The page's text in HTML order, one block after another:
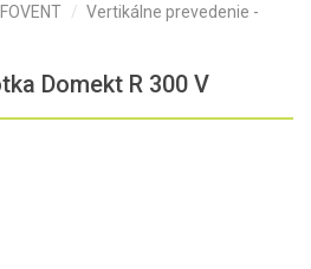
Vertikálne prevedenie -
Domekt R 300 V